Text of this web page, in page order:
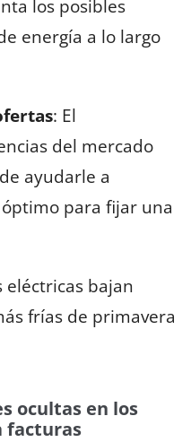
los posibles
energía a lo largo
: El
del mercado
ayudarle a
para fijar una
bajan
frías de primavera
ocultas en los
facturas